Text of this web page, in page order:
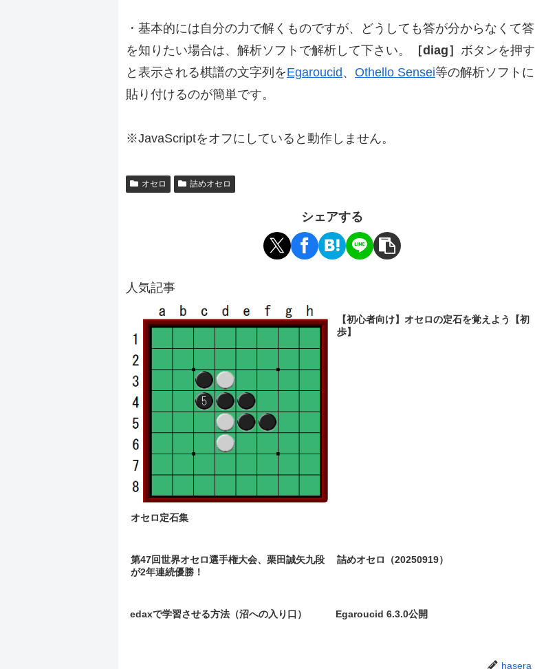
・基本的には自分の力で解くものですが、どうしても答が分からなくて答
を知りたい場合は、解析ソフトで解析して下さい。
［diag］ ボタンを押す
と表示される棋譜の文字列をEgaroucid、 Othello Sensei等の解析ソフトに
貼り付けるのが簡単です。
※JavaScriptをオフにしていると動作しません。
オセロ 詰めオセロ
シェアする
人気記事
オセロ定石集
【初心者向け】オセロの定石を覚えよう【初
歩】
第47回世界オセロ選手権大会、栗田誠矢九段
が2年連続優勝！
詰めオセロ（20250919）
edaxで学習させる方法（沼への入り口） Egaroucid 6.3.0公開
hasera